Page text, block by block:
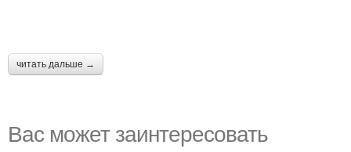
читать дальше →
Вас может заинтересовать